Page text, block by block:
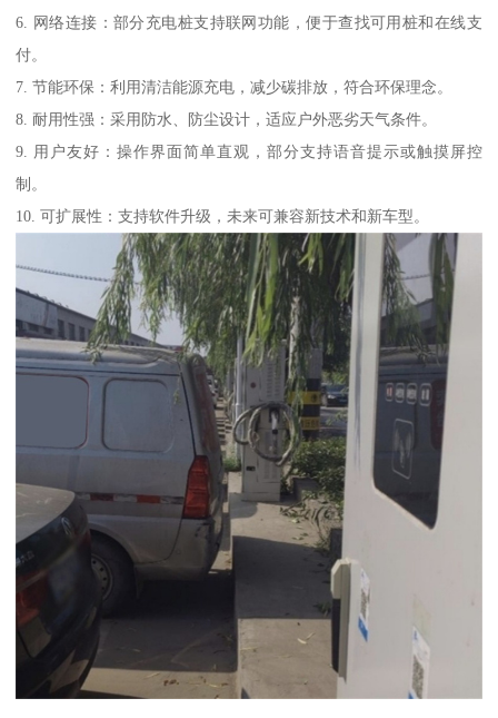
6. 网络连接：部分充电桩支持联网功能，便于查找可用桩和在线支
付。
7. 节能环保：利用清洁能源充电，减少碳排放，符合环保理念。
8. 耐用性强：采用防水、防尘设计，适应户外恶劣天气条件。
9. 用户友好：操作界面简单直观，部分支持语音提示或触摸屏控
制。
10. 可扩展性：支持软件升级，未来可兼容新技术和新车型。